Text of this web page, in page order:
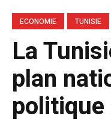
ECONOMIE TUNISIE
La
plan